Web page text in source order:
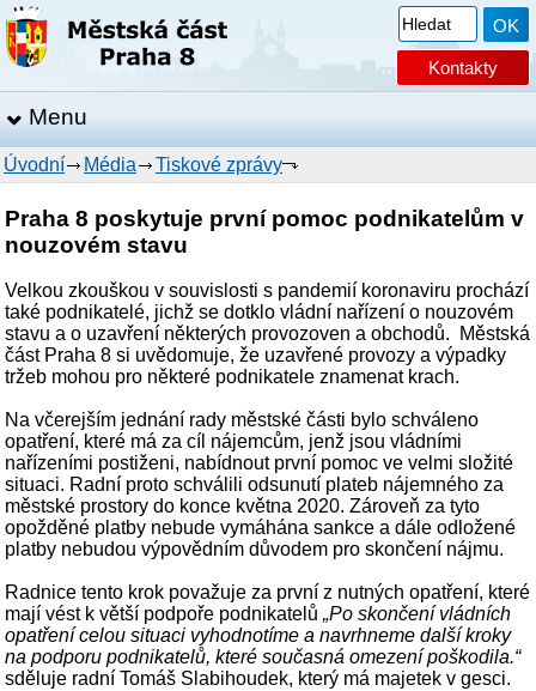
Kontakty
Menu
Úvodní Média Tiskové zprávy
Praha 8 poskytuje první pomoc podnikatelům v
nouzovém stavu
Velkou zkouškou v souvislosti s pandemií koronaviru prochází
také podnikatelé, jichž se dotklo vládní nařízení o nouzovém
stavu a o uzavření některých provozoven a obchodů. Městská
část Praha 8 si uvědomuje, že uzavřené provozy a výpadky
tržeb mohou pro některé podnikatele znamenat krach.
Na včerejším jednání rady městské části bylo schváleno
opatření, které má za cíl nájemcům, jenž jsou vládními
nařízeními postiženi, nabídnout první pomoc ve velmi složité
situaci. Radní proto schválili odsunutí plateb nájemného za
městské prostory do konce května 2020. Zároveň za tyto
opožděné platby nebude vymáhána sankce a dále odložené
platby nebudou výpovědním důvodem pro skončení nájmu.
Radnice tento krok považuje za první z nutných opatření, které
mají vést k větší podpoře podnikatelů„Po skončení vládních
opatření celou situaci vyhodnotíme a navrhneme další kroky
na podporu podnikatelů, které současná omezení poškodila.“
sděluje radní Tomáš Slabihoudek, který má majetek v gesci.